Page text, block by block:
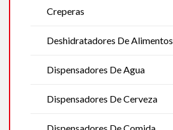
Creperas
Deshidratadores De Alimentos
Dispensadores De Agua
Dispensadores De Cerveza